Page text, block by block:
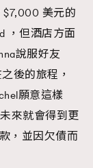
$7,000 美元的
，但酒店方面
說服好友
後的旅程，
願意這樣
來就會得到更
，並因欠債而